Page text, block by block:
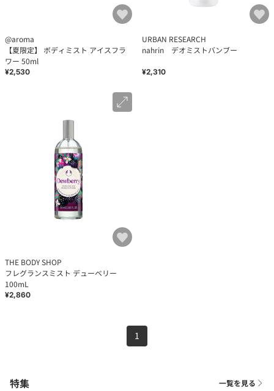
@aroma
【夏限定】 ボディミスト アイスフラ
ワー 50ml
¥2,530
URBAN RESEARCH
nahrin デオミストバンブー
¥2,310
THE BODY SHOP
フレグランスミスト デューベリー
100mL
¥2,860
1
特集 一覧を見る